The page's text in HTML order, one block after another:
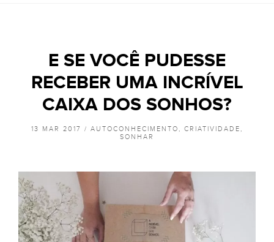
E SE VOCÊ PUDESSE
RECEBER UMA INCRÍVEL
CAIXA DOS SONHOS?
13 MAR 2017 / AUTOCONHECIMENTO, CRIATIVIDADE,
SONHAR